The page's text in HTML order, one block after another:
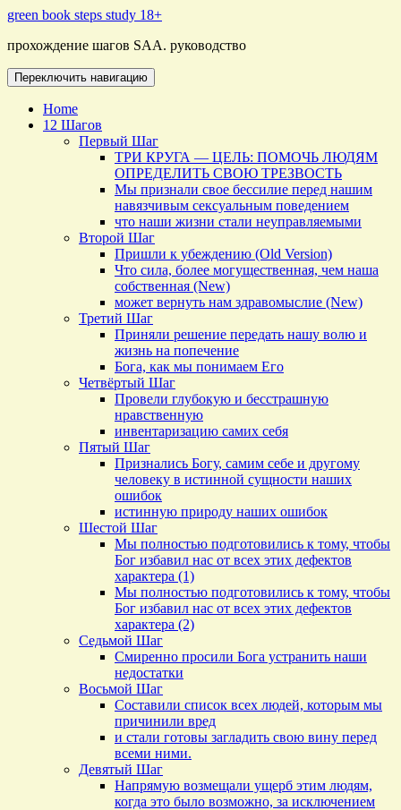
Перейти
содержимому
green book steps study 18+
прохождение шагов SAA. руководство
Переключить навигацию
Home
12 Шагов
Первый Шаг
ТРИ КРУГА — ЦЕЛЬ: ПОМОЧЬ ЛЮДЯМ
ОПРЕДЕЛИТЬ СВОЮ ТРЕЗВОСТЬ
Мы признали свое бессилие перед нашим
навязчивым сексуальным поведением
что наши жизни стали неуправляемыми
Второй Шаг
Пришли к убеждению (Old Version)
Что сила, более могущественная, чем наша
собственная (New)
может вернуть нам здравомыслие (New)
Третий Шаг
Приняли решение передать нашу волю и
жизнь на попечение
Бога, как мы понимаем Его
Четвёртый Шаг
Провели глубокую и бесстрашную
нравственную
инвентаризацию самих себя
Пятый Шаг
Признались Богу, самим себе и другому
человеку в истинной сущности наших
ошибок
истинную природу наших ошибок
Шестой Шаг
Мы полностью подготовились к тому, чтобы
Бог избавил нас от всех этих дефектов
характера (1)
Мы полностью подготовились к тому, чтобы
Бог избавил нас от всех этих дефектов
характера (2)
Седьмой Шаг
Смиренно просили Бога устранить наши
недостатки
Восьмой Шаг
Составили список всех людей, которым мы
причинили вред
и стали готовы загладить свою вину перед
всеми ними.
Девятый Шаг
Напрямую возмещали ущерб этим людям,
когда это было возможно, за исключением